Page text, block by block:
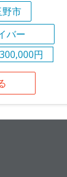
野市
バー
円